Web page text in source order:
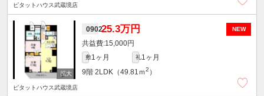
ピタットハウス武蔵境店
NEW
090225.3万円
15,000円
敷1ヶ月 礼1ヶ月
9階 2LDK（49.81ｍ2 ）
ピタットハウス武蔵境店